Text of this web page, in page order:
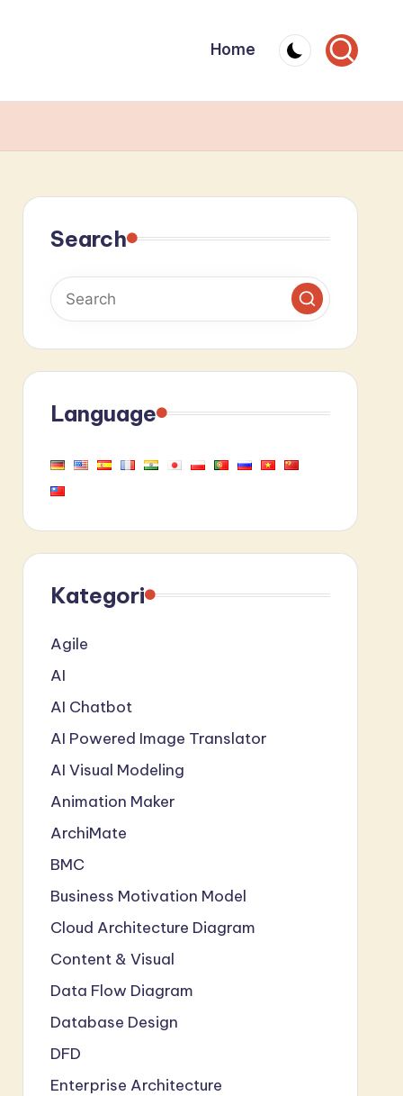
Home
Search
Language
Kategori
Agile
AI
AI Chatbot
AI Powered Image Translator
AI Visual Modeling
Animation Maker
ArchiMate
BMC
Business Motivation Model
Cloud Architecture Diagram
Content & Visual
Data Flow Diagram
Database Design
DFD
Enterprise Architecture